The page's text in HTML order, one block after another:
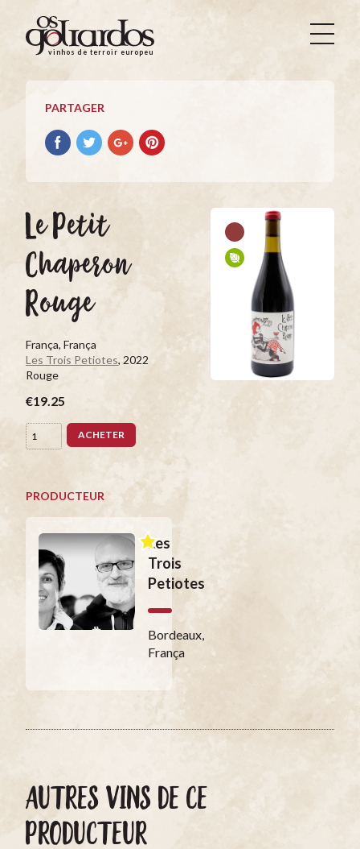
Os
Goliardos
Vinhos
Terroir
Europeus
vinhos de terroir europeus
PARTAGER
Partager
avec
Partager
avec
Partager
avec
Partager
avec
Le Petit
Chaperon
Rouge
França, França
Les Trois Petiotes, 2022
Rouge
€19.25
ACHETER
PRODUCTEUR
Les
Trois
Petiotes
Bordeaux,
França
AUTRES VINS DE CE
PRODUCTEUR